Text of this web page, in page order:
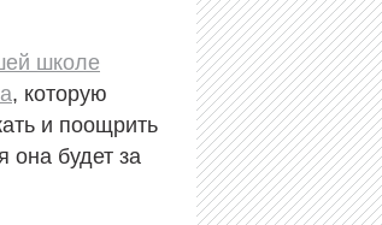
школе
, которую
и поощрить
она будет за